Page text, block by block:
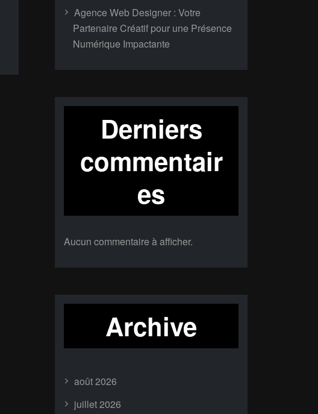
Agence Web Designer : Votre
Partenaire Créatif pour une Présence
Numérique Impactante
Derniers
commentair
es
Aucun commentaire à afficher.
Archive
août 2026
juillet 2026